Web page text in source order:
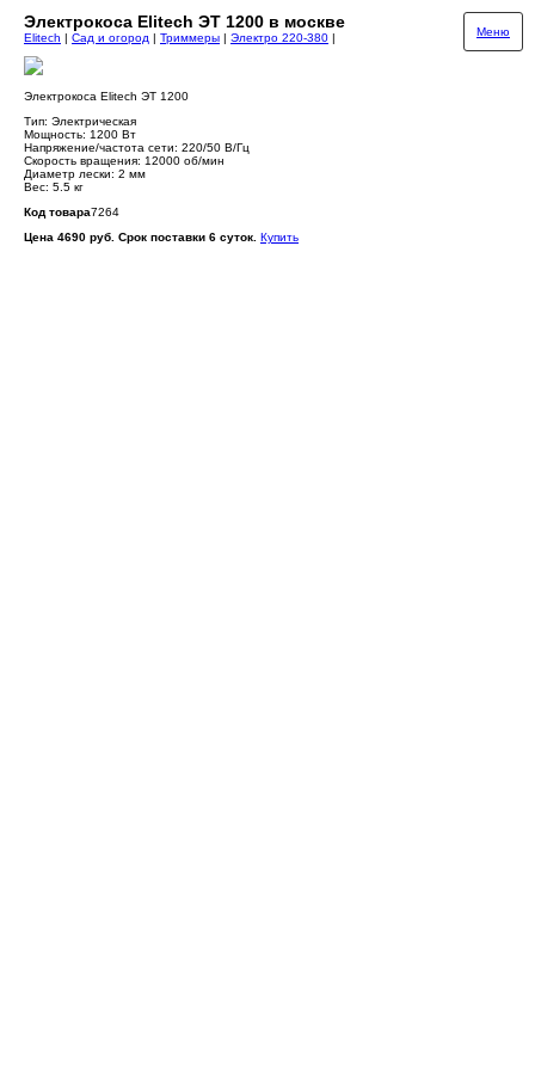
Электрокоса Elitech ЭТ 1200 в москве
Меню
Elitech | Сад и огород | Триммеры | Электро 220-380 |
Электрокоса Elitech ЭТ 1200
Тип: Электрическая
Мощность: 1200 Вт
Напряжение/частота сети: 220/50 В/Гц
Скорость вращения: 12000 об/мин
Диаметр лески: 2 мм
Вес: 5.5 кг
Код товара7264
Цена 4690 руб. Срок поставки 6 суток. Купить